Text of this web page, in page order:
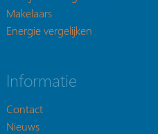
Makelaars
Energie vergelijken
Informatie
Contact
Nieuws